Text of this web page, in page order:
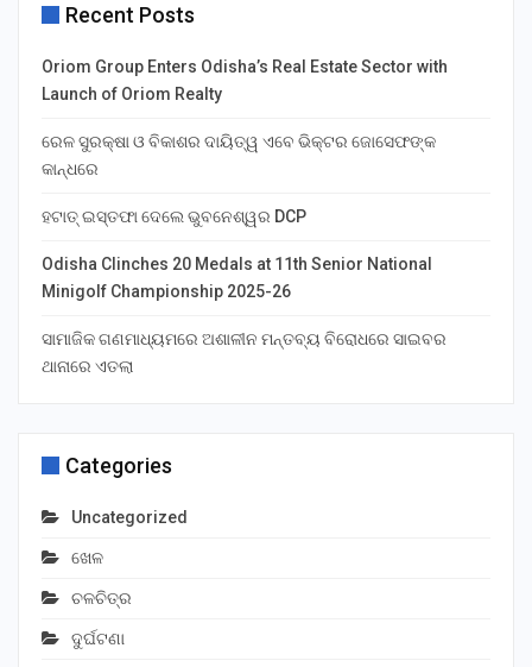
Recent Posts
Oriom Group Enters Odisha’s Real Estate Sector with
Launch of Oriom Realty
ରେଳ ସୁରକ୍ଷା ଓ ବିକାଶର ଦାୟିତ୍ୱ ଏବେ ଭିକ୍ଟର ଜୋସେଫଙ୍କ
କାନ୍ଧରେ
ହଟାତ୍ ଇସ୍ତଫା ଦେଲେ ଭୁବନେଶ୍ୱର DCP
Odisha Clinches 20 Medals at 11th Senior National
Minigolf Championship 2025-26
ସାମାଜିକ ଗଣମାଧ୍ୟମରେ ଅଶାଳୀନ ମନ୍ତବ୍ୟ ବିରୋଧରେ ସାଇବର
ଥାନାରେ ଏତଲା
Categories
Uncategorized
ଖେଳ
ଚଳଚିତ୍ର
ଦୁର୍ଘଟଣା